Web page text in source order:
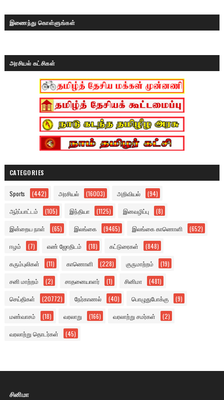
இணைந்து கொள்ளுங்கள்
அரசியல் கட்சிகள்
CATEGORIES
Sports (442) அரசியல் (16003) அறிவியல் (94)
ஆர்ப்பாட்டம் (105) இந்தியா (1125) இனவழிப்பு (8)
இன்றைய நாள் (65) இலங்கை (9465) இலங்கை காணொளி (652)
ஈழம் (7) எண் ஜோதிடம் (18) கட்டுரைகள் (848)
கரும்புலிகள் (11) காணொளி (228) குருமாற்றம் (19)
சனி மாற்றம் (2) சாதனையாளர் (1) சினிமா (481)
செய்திகள் (20772) நேர்காணல் (40) பொழுதுபோக்கு (9)
மண்வாசம் (18) வரலாறு (166) வரலாற்று சமர்கள் (2)
வரலாற்று தொடர்கள் (45)
சினிமா